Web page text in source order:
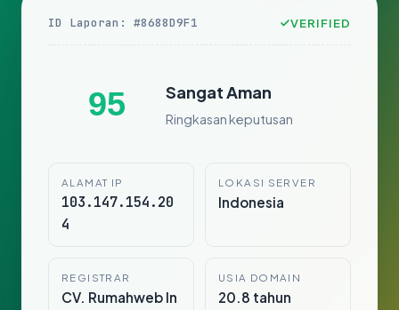
ID Laporan: #8688D9F1 VERIFIED
95 Sangat Aman
Ringkasan keputusan
ALAMAT IP
103.147.154.20
4
LOKASI SERVER
Indonesia
REGISTRAR
CV. Rumahweb In
USIA DOMAIN
20.8 tahun